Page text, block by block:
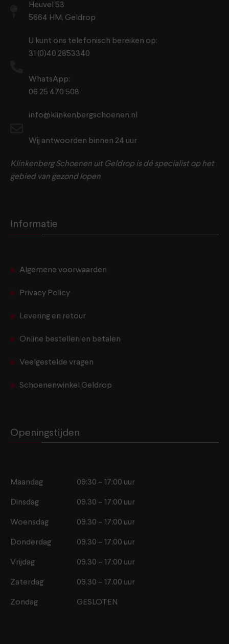
Heuvel 53
5664 HM, Geldrop
U kunt ons telefonisch bereiken op:
31 (0)40 2853340
WhatsApp:
06 25 470 508
info@klinkenbergschoenen.nl
Wij antwoorden binnen 24 uur
Klinkenberg Schoenen uit Geldrop is dé specialist op het
gebied van gezond lopen
Informatie
Algemene voorwaarden
Privacy Policy
Levering en retour
Online bestellen en betalen
Veelgestelde vragen
Schoenenwinkel Geldrop
Openingstijden
Maandag 09:30 – 17:00 uur
Dinsdag 09.30 – 17:00 uur
Woensdag 09.30 – 17:00 uur
Donderdag 09.30 – 17:00 uur
Vrijdag 09.30 – 17:00 uur
Zaterdag 09.30 – 17.00 uur
Zondag GESLOTEN